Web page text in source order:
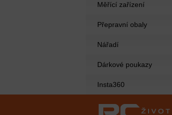
Měřící zařízení
Přepravní obaly
Nářadí
Dárkové poukazy
Insta360